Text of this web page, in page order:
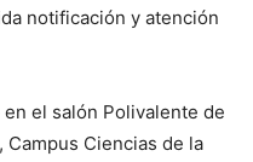
notificación y atención
el salón Polivalente de
Campus Ciencias de la